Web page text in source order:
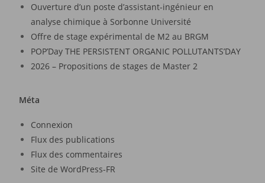
Ouverture d’un poste d’assistant-ingénieur en
analyse chimique à Sorbonne Université
Offre de stage expérimental de M2 au BRGM
POP’Day THE PERSISTENT ORGANIC POLLUTANTS’DAY
2026 – Propositions de stages de Master 2
Méta
Connexion
Flux des publications
Flux des commentaires
Site de WordPress-FR